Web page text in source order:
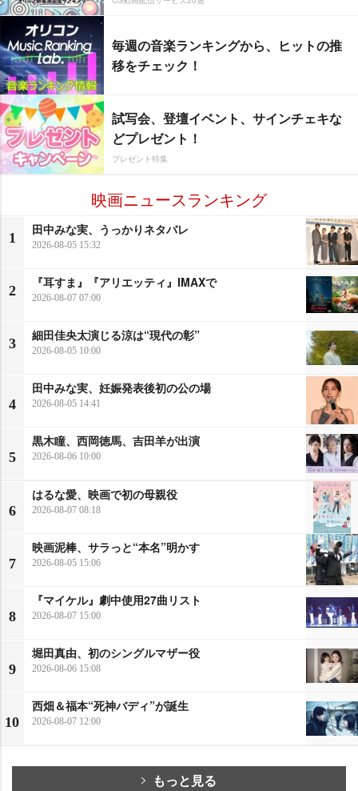
毎週の音楽ランキングから、ヒットの推
移をチェック！
試写会、登壇イベント、サインチェキな
どプレゼント！
プレゼント特集
映画ニュースランキング
1
田中みな実、うっかりネタバレ
2026-08-05 15:32
2
『耳すま』『アリエッティ』IMAXで
2026-08-07 07:00
3
細田佳央太演じる涼は“現代の彰”
2026-08-05 10:00
4
田中みな実、妊娠発表後初の公の場
2026-08-05 14:41
5
黒木瞳、西岡徳馬、吉田羊が出演
2026-08-06 10:00
6
はるな愛、映画で初の母親役
2026-08-07 08:18
7
映画泥棒、サラっと“本名”明かす
2026-08-05 15:06
8
『マイケル』劇中使用27曲リスト
2026-08-07 15:00
9
堀田真由、初のシングルマザー役
2026-08-06 15:08
10
西畑＆福本“死神バディ”が誕生
2026-08-07 12:00
もっと見る